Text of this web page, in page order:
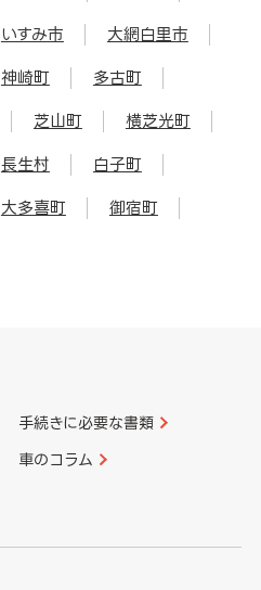
いすみ市 大網白里市
神崎町 多古町
芝山町 横芝光町
長生村 白子町
大多喜町 御宿町
手続きに必要な書類
車のコラム